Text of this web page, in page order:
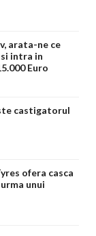
arata-ne ce
si intra in
Euro
castigatorul
ofera casca
unui